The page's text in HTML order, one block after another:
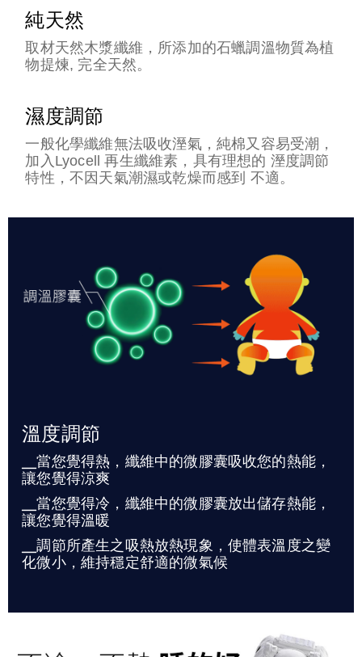
純天然
取材天然木漿纖維，所添加的石蠟調溫物質為植
物提煉, 完全天然。
濕度調節
一般化學纖維無法吸收溼氣，純棉又容易受潮，
加入Lyocell 再生纖維素，具有理想的 溼度調節
特性，不因天氣潮濕或乾燥而感到 不適。
溫度調節
╴當您覺得熱，纖維中的微膠囊吸收您的熱能，
讓您覺得涼爽
╴當您覺得冷，纖維中的微膠囊放出儲存熱能，
讓您覺得溫暖
╴調節所產生之吸熱放熱現象，使體表溫度之變
化微小，維持穩定舒適的微氣候